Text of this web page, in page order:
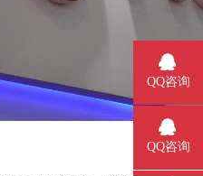
QQ咨询
QQ咨询